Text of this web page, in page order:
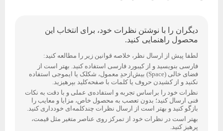
دیگران را با نوشتن نظرات خود، برای انتخاب این
محصول راهنمایی کنید.
لطفا پیش از ارسال نظر، خلاصه قوانین زیر را مطالعه کنید:
فارسی بنویسید و از کیبورد فارسی استفاده کنید. بهتر است از
فضای خالی (Space) بیش‌از‌حدِ معمول، شکلک یا ایموجی استفاده
نکنید و از کشیدن حروف یا کلمات با صفحه‌کلید بپرهیزید.
نظرات خود را براساس تجربه و استفاده‌ی عملی و با دقت به نکات
فنی ارسال کنید؛ بدون تعصب به محصول خاص، مزایا و معایب را
بازگو کنید و بهتر است از ارسال نظرات چندکلمه‌‌ای خودداری کنید.
بهتر است در نظرات خود از تمرکز روی عناصر متغیر مثل قیمت،
پرهیز کنید.